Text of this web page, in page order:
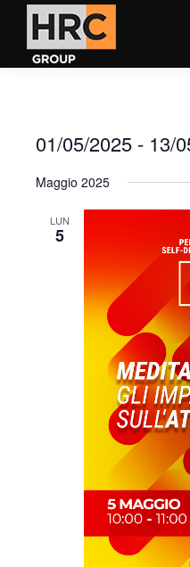
01/05/2025 - 13/
la
Maggio 2025
LUN
5